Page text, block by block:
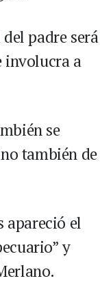
padre será
involucra a
se
también de
apareció el
y